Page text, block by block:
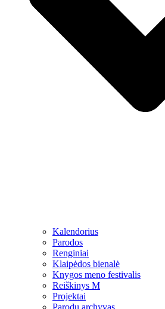
Kalendorius
Parodos
Renginiai
Klaipėdos bienalė
Knygos meno festivalis
Reiškinys M
Projektai